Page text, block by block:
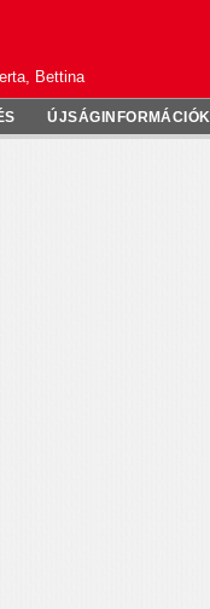
Bettina
ÚJSÁGINFORMÁCIÓK